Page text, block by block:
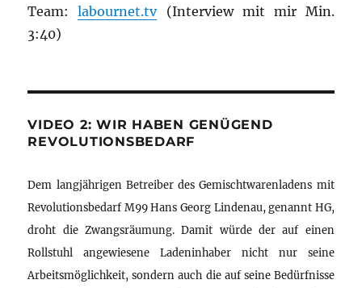
Team:labournet.tv(Interview mit mir Min.
3:40)
VIDEO 2: WIR HABEN GENÜGEND
REVOLUTIONSBEDARF
Dem langjährigen Betreiber des Gemischtwarenladens mit
Revolutionsbedarf M99 Hans Georg Lindenau, genannt HG,
droht die Zwangsräumung. Damit würde der auf einen
Rollstuhl angewiesene Ladeninhaber nicht nur seine
Arbeitsmöglichkeit, sondern auch die auf seine Bedürfnisse